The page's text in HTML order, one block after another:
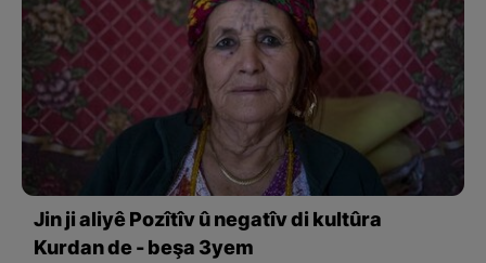
Jin ji aliyê Pozîtîv û negatîv di kultûra
Kurdan de - beşa 3yem